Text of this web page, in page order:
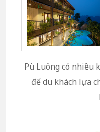
Pù Luông có nhiều
để du khách lựa